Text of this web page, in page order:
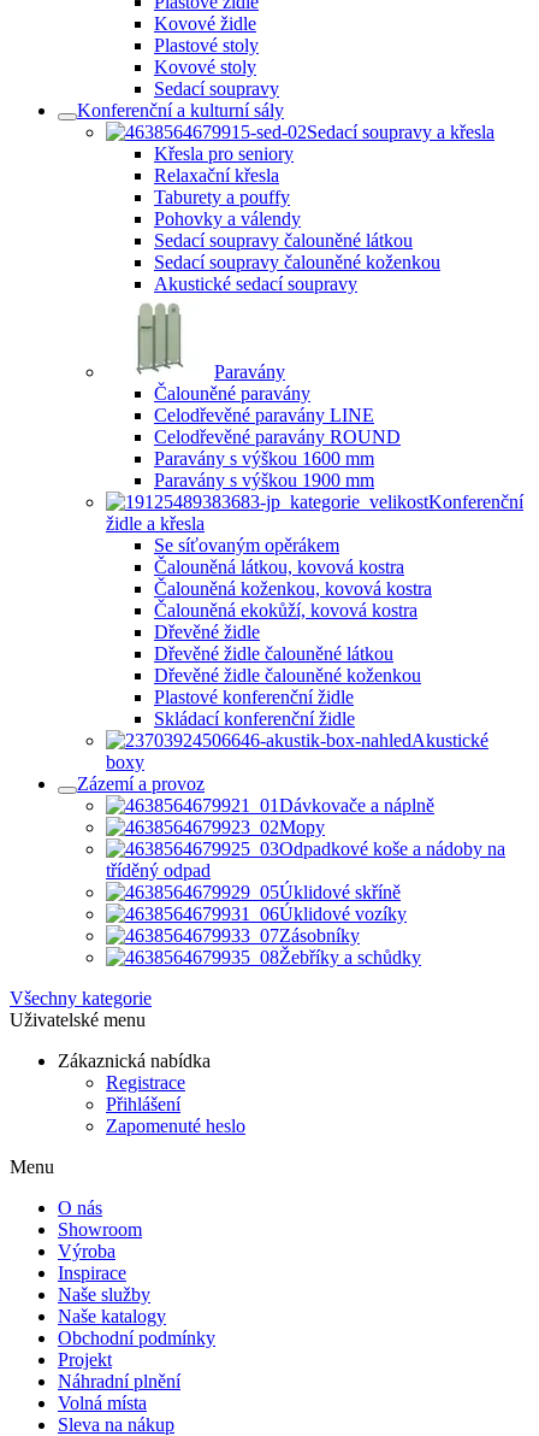
Kovové židle
Plastové stoly
Kovové stoly
Sedací soupravy
Konferenční a kulturní sály
Sedací soupravy a křesla
Křesla pro seniory
Relaxační křesla
Taburety a pouffy
Pohovky a válendy
Sedací soupravy čalouněné látkou
Sedací soupravy čalouněné koženkou
Akustické sedací soupravy
Paravány
Čalouněné paravány
Celodřevěné paravány LINE
Celodřevěné paravány ROUND
Paravány s výškou 1600 mm
Paravány s výškou 1900 mm
Konferenční
židle a křesla
Se síťovaným opěrákem
Čalouněná látkou, kovová kostra
Čalouněná koženkou, kovová kostra
Čalouněná ekokůží, kovová kostra
Dřevěné židle
Dřevěné židle čalouněné látkou
Dřevěné židle čalouněné koženkou
Plastové konferenční židle
Skládací konferenční židle
Akustické
boxy
Zázemí a provoz
Dávkovače a náplně
Mopy
Odpadkové koše a nádoby na
tříděný odpad
Úklidové skříně
Úklidové vozíky
Zásobníky
Žebříky a schůdky
Všechny kategorie
Uživatelské menu
Zákaznická nabídka
Registrace
Přihlášení
Zapomenuté heslo
Menu
O nás
Showroom
Výroba
Inspirace
Naše služby
Naše katalogy
Obchodní podmínky
Projekt
Náhradní plnění
Volná místa
Sleva na nákup